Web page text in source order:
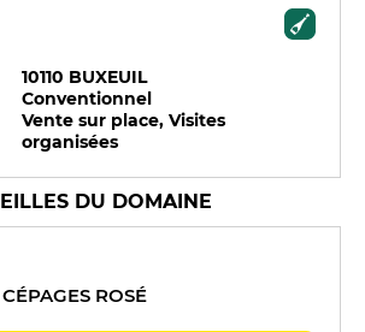
10110 BUXEUIL
Conventionnel
Vente sur place, Visites
organisées
DU DOMAINE
ROSÉ